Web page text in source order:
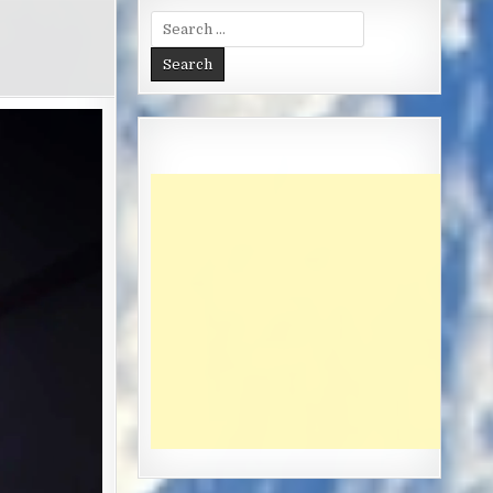
Search
for: